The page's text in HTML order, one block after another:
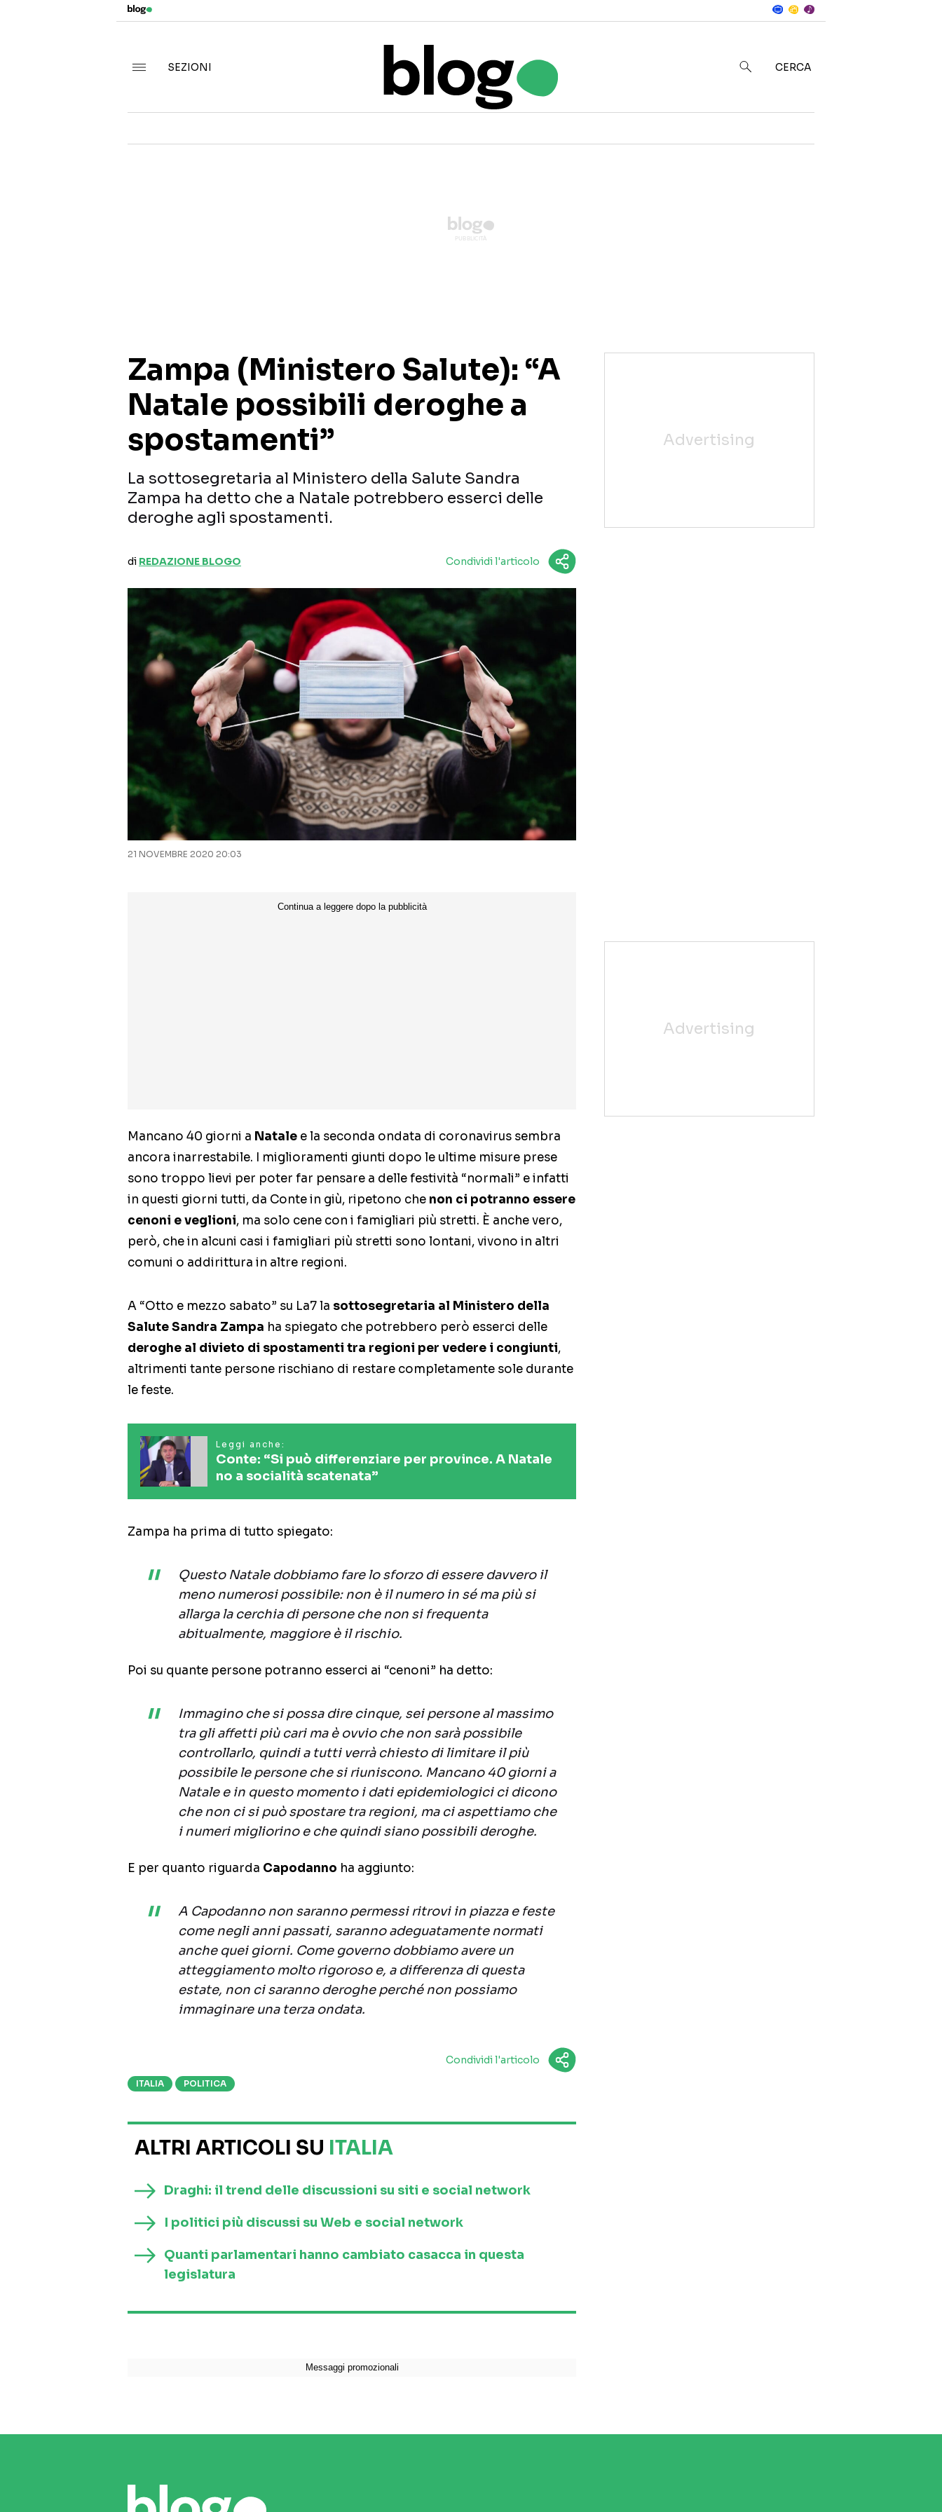
SEZIONI
CERCA
Zampa (Ministero Salute): “A
Natale possibili deroghe a
spostamenti”
La sottosegretaria al Ministero della Salute Sandra
Zampa ha detto che a Natale potrebbero esserci delle
deroghe agli spostamenti.
di REDAZIONE BLOGO Condividi l'articolo
21 NOVEMBRE 2020 20:03
Mancano 40 giorni a Natale e la seconda ondata di coronavirus sembra
ancora inarrestabile. I miglioramenti giunti dopo le ultime misure prese
sono troppo lievi per poter far pensare a delle festività “normali” e infatti
in questi giorni tutti, da Conte in giù, ripetono che non ci potranno essere
cenoni e veglioni, ma solo cene con i famigliari più stretti. È anche vero,
però, che in alcuni casi i famigliari più stretti sono lontani, vivono in altri
comuni o addirittura in altre regioni.
A “Otto e mezzo sabato” su La7 la sottosegretaria al Ministero della
Salute Sandra Zampa ha spiegato che potrebbero però esserci delle
deroghe al divieto di spostamenti tra regioni per vedere i congiunti,
altrimenti tante persone rischiano di restare completamente sole durante
le feste.
Leggi anche:
Conte: “Si può differenziare per province. A Natale
no a socialità scatenata”
Zampa ha prima di tutto spiegato:
Questo Natale dobbiamo fare lo sforzo di essere davvero il
meno numerosi possibile: non è il numero in sé ma più si
allarga la cerchia di persone che non si frequenta
abitualmente, maggiore è il rischio.
Poi su quante persone potranno esserci ai “cenoni” ha detto:
Immagino che si possa dire cinque, sei persone al massimo
tra gli affetti più cari ma è ovvio che non sarà possibile
controllarlo, quindi a tutti verrà chiesto di limitare il più
possibile le persone che si riuniscono. Mancano 40 giorni a
Natale e in questo momento i dati epidemiologici ci dicono
che non ci si può spostare tra regioni, ma ci aspettiamo che
i numeri migliorino e che quindi siano possibili deroghe.
E per quanto riguarda Capodanno ha aggiunto:
A Capodanno non saranno permessi ritrovi in piazza e feste
come negli anni passati, saranno adeguatamente normati
anche quei giorni. Come governo dobbiamo avere un
atteggiamento molto rigoroso e, a differenza di questa
estate, non ci saranno deroghe perché non possiamo
immaginare una terza ondata.
Condividi l'articolo
ITALIA POLITICA
ALTRI ARTICOLI SU ITALIA
Draghi: il trend delle discussioni su siti e social network
I politici più discussi su Web e social network
Quanti parlamentari hanno cambiato casacca in questa
legislatura